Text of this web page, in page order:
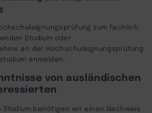
zum fachlich
Studium oder
an der Hochschuleignungsprüfung
anmelden.
von ausländischen
Studium benötigen wir einen Nachweis